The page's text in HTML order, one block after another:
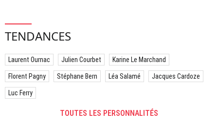
TENDANCES
Laurent Ournac Julien Courbet Karine Le Marchand
Florent Pagny Stéphane Bern Léa Salamé Jacques Cardoze
Luc Ferry
TOUTES LES PERSONNALITÉS